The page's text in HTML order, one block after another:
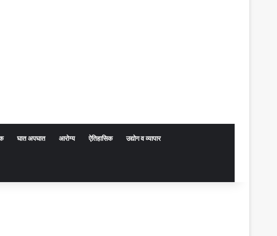
घात अपघात आरोग्य ऐतिहासिक उद्योग व व्यापार